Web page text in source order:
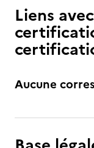
Liens
Aucune